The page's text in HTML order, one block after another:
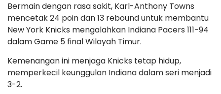
Bermain dengan rasa sakit, Karl-Anthony Towns
mencetak 24 poin dan 13 rebound untuk membantu
New York Knicks mengalahkan Indiana Pacers 111-94
dalam Game 5 final Wilayah Timur.
Kemenangan ini menjaga Knicks tetap hidup,
memperkecil keunggulan Indiana dalam seri menjadi
3-2.